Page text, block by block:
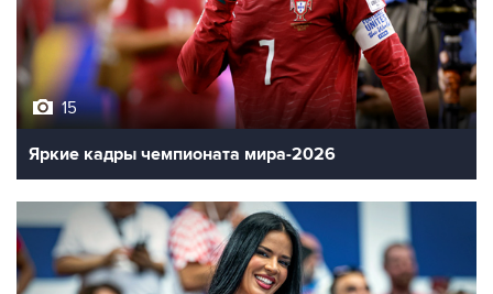
15
Яркие кадры чемпионата мира-2026